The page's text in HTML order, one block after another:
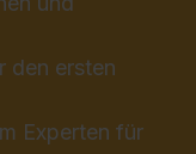
den ersten
Experten für